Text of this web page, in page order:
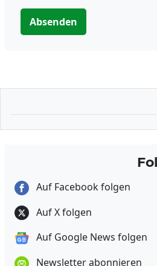
Absenden
Auf Facebook folgen
Auf X folgen
Auf Google News folgen
Newsletter abonnieren